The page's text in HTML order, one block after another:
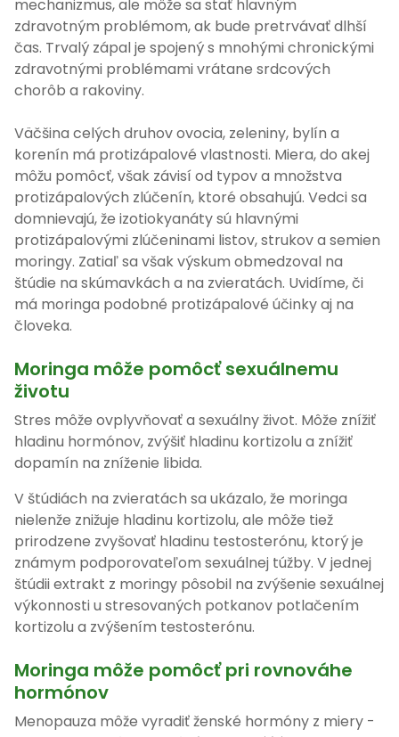
mechanizmus, ale môže sa stať hlavným
zdravotným problémom, ak bude pretrvávať dlhší
čas. Trvalý zápal je spojený s mnohými chronickými
zdravotnými problémami vrátane srdcových
chorôb a rakoviny.
Väčšina celých druhov ovocia, zeleniny, bylín a
korenín má protizápalové vlastnosti. Miera, do akej
môžu pomôcť, však závisí od typov a množstva
protizápalových zlúčenín, ktoré obsahujú. Vedci sa
domnievajú, že izotiokyanáty sú hlavnými
protizápalovými zlúčeninami listov, strukov a semien
moringy. Zatiaľ sa však výskum obmedzoval na
štúdie na skúmavkách a na zvieratách. Uvidíme, či
má moringa podobné protizápalové účinky aj na
človeka.
Moringa môže pomôcť sexuálnemu
životu
Stres môže ovplyvňovať a sexuálny život. Môže znížiť
hladinu hormónov, zvýšiť hladinu kortizolu a znížiť
dopamín na zníženie libida.
V štúdiách na zvieratách sa ukázalo, že moringa
nielenže znižuje hladinu kortizolu, ale môže tiež
prirodzene zvyšovať hladinu testosterónu, ktorý je
známym podporovateľom sexuálnej túžby. V jednej
štúdii extrakt z moringy pôsobil na zvýšenie sexuálnej
výkonnosti u stresovaných potkanov potlačením
kortizolu a zvýšením testosterónu.
Moringa môže pomôcť pri rovnováhe
hormónov
Menopauza môže vyradiť ženské hormóny z miery -